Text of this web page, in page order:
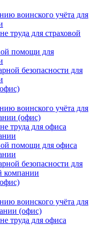
воинского учёта для
труда для страховой
помощи для
безопасности для
воинского учёта для
(офис)
труда для офиса
помощи для офиса
безопасности для
компании
воинского учёта для
(офис)
труда для офиса